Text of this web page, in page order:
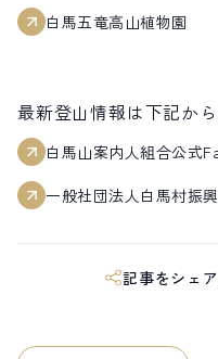
白馬五竜高山植物園
最新登山情報は下記か
白馬山案内人組合公式
一般社団法人白馬村振
記事をシェ